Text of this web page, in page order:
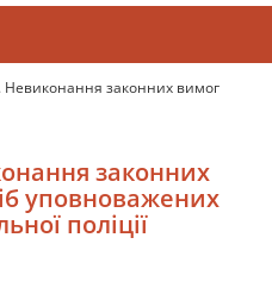
Невиконання законних вимог
законних
уповноважених
поліції